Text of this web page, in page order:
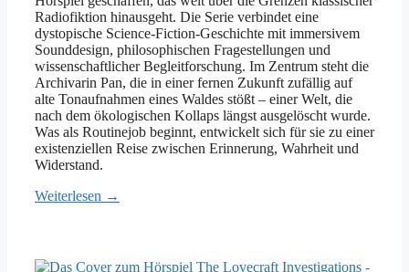
Radiofiktion hinausgeht. Die Serie verbindet eine
dystopische Science-Fiction-Geschichte mit immersivem
Sounddesign, philosophischen Fragestellungen und
wissenschaftlicher Begleitforschung. Im Zentrum steht die
Archivarin Pan, die in einer fernen Zukunft zufällig auf
alte Tonaufnahmen eines Waldes stößt – einer Welt, die
nach dem ökologischen Kollaps längst ausgelöscht wurde.
Was als Routinejob beginnt, entwickelt sich für sie zu einer
existenziellen Reise zwischen Erinnerung, Wahrheit und
Widerstand.
Weiterlesen →